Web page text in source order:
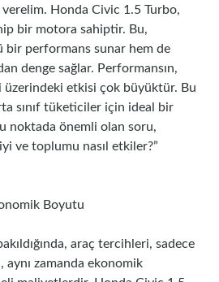
verelim. Honda Civic 1.5 Turbo,
bir motora sahiptir. Bu,
bir performans sunar hem de
denge sağlar. Performansın,
üzerindeki etkisi çok büyüktür. Bu
sınıf tüketiciler için ideal bir
noktada önemli olan soru,
ve toplumu nasıl etkiler?”
Boyutu
araç tercihleri, sadece
zamanda ekonomik